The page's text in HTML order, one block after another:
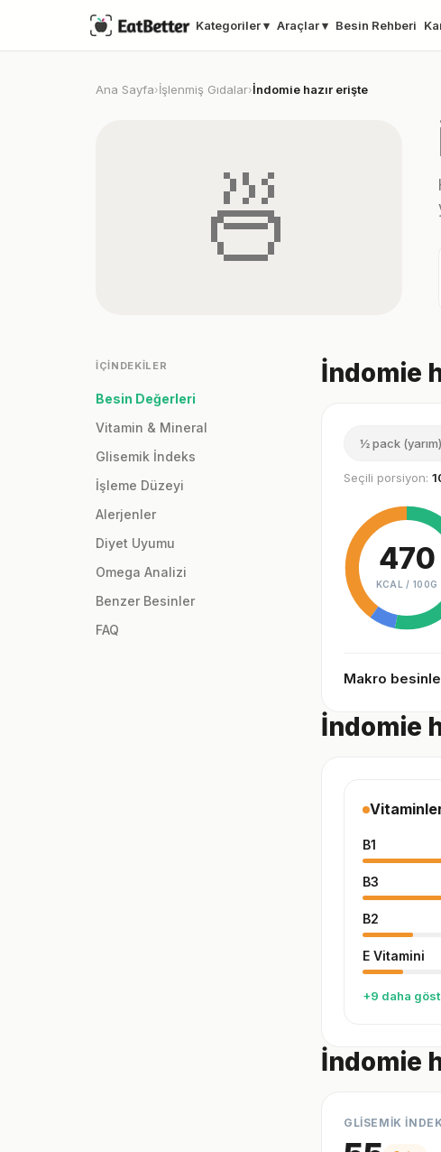
Kategoriler ▾ Araçlar ▾ Besin Rehberi
Ana Sayfa›İşlenmiş Gıdalar›İndomie hazır erişte
🍜
İÇINDEKILER
Besin Değerleri
Vitamin & Mineral
Glisemik İndeks
İşleme Düzeyi
Alerjenler
Diyet Uyumu
Omega Analizi
Benzer Besinler
FAQ
İndomie
½ pack (yarım)
Seçili porsiyon:
470
KCAL / 100G
Makro
İndomie
B1
B3
B2
E Vitamini
+9 daha
İndomie
GLİSEMİK